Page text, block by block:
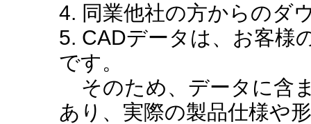
4. 同業他社の方からのダ
5. CADデータは、お客様
です。
そのため、データに含
あり、実際の製品仕様や